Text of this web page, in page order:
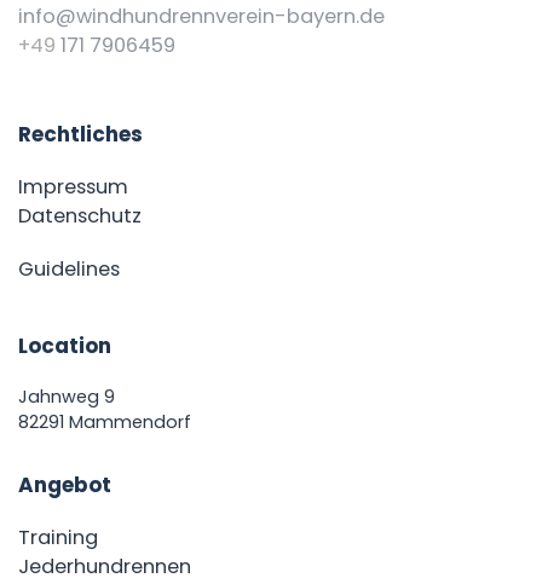
info@windhundrennverein-bayern.de
+49 171 7906459
Rechtliches
Impressum
Datenschutz
Guidelines
Location
Jahnweg 9
82291 Mammendorf
Angebot
Training
Jederhundrennen